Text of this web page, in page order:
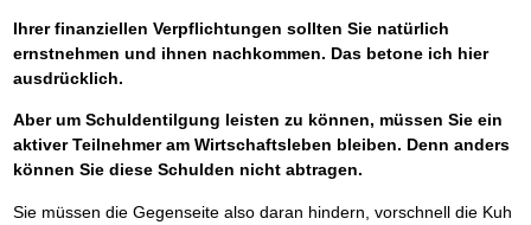
Ihrer finanziellen Verpflichtungen sollten Sie natürlich
ernstnehmen und ihnen nachkommen. Das betone ich hier
ausdrücklich.
Aber um Schuldentilgung leisten zu können, müssen Sie ein
aktiver Teilnehmer am Wirtschaftsleben bleiben. Denn anders
können Sie diese Schulden nicht abtragen.
Sie müssen die Gegenseite also daran hindern, vorschnell die Kuh